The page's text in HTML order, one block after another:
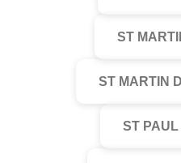
ST
ST MARTIN
ST